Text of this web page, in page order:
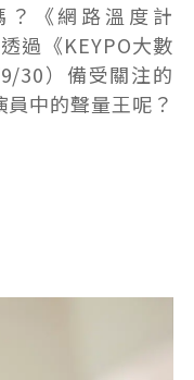
《網路溫度計
過《KEYPO大數
30）備受關注的
中的聲量王呢？